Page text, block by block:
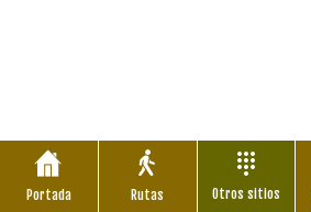
Portada Rutas Otros sitios